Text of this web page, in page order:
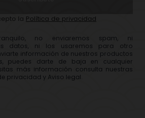
no enviaremos spam, ni
datos, ni los usaremos para otro
información de nuestros productos
puedes darte de baja en cualquier
más información consulta nuestras
privacidad y Aviso legal.
la Política de privacidad